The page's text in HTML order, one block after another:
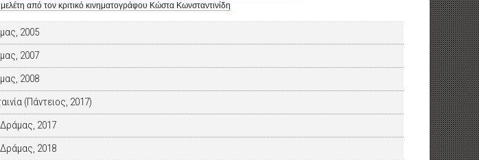
από τον κριτικό κινηματογράφου Κώστα Κωνσταντινίδη
2005
2007
2008
(Πάντειος, 2017)
2017
2018